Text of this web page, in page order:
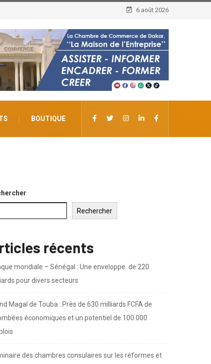
6 août 2026
BOUTIQUE
Rechercher
récents
mondiale – Sénégal : Une enveloppe de 220
pour divers secteurs
Magal de Touba : Près de 630 milliards FCFA de
économiques et un potentiel de 100.000
des chambres consulaires sur les réformes et